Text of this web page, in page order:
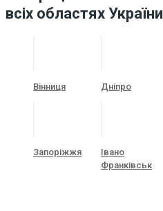
всіх областях України
Вінниця Дніпро
Запоріжжя
Івано
Франківськ